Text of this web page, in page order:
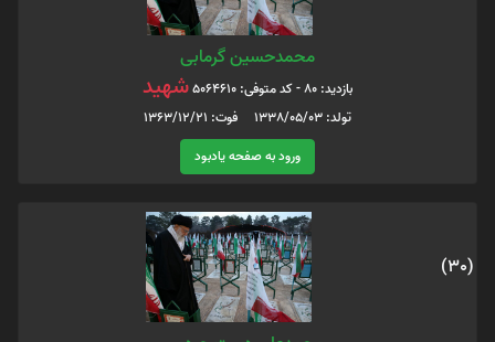
محمدحسین گرمابی
بازدید: 80 - کد متوفی: 5064610 شهید
تولد: 1338/05/03 فوت: 1363/12/21
ورود به صفحه یادبود
(30)